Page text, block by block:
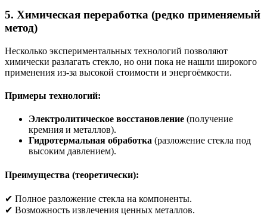
5. Химическая переработка (редко применяемый
метод)
Несколько экспериментальных технологий позволяют
химически разлагать стекло, но они пока не нашли широкого
применения из-за высокой стоимости и энергоёмкости.
Примеры технологий:
Электролитическое восстановление (получение
кремния и металлов).
Гидротермальная обработка (разложение стекла под
высоким давлением).
Преимущества (теоретически):
✔ Полное разложение стекла на компоненты.
✔ Возможность извлечения ценных металлов.